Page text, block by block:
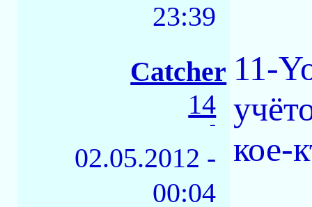
23:39
Catcher
14
-
02.05.2012 -
00:04
11-
кое-